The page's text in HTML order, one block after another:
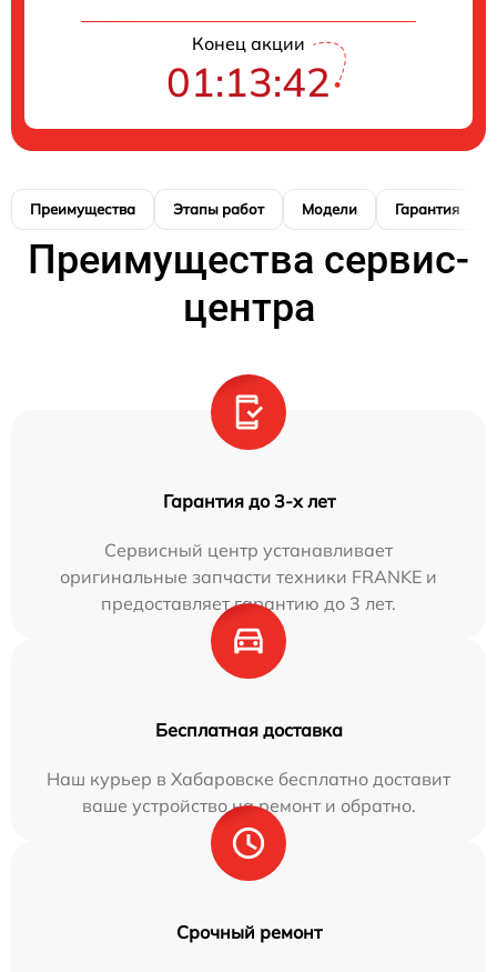
Конец акции
01:13:41
Преимущества Этапы работ Модели Гарантия
Преимущества сервис-
центра
Гарантия до 3-х лет
Сервисный центр устанавливает
оригинальные запчасти техники FRANKE и
предоставляет гарантию до 3 лет.
Бесплатная доставка
Наш курьер в Хабаровске бесплатно доставит
ваше устройство на ремонт и обратно.
Срочный ремонт